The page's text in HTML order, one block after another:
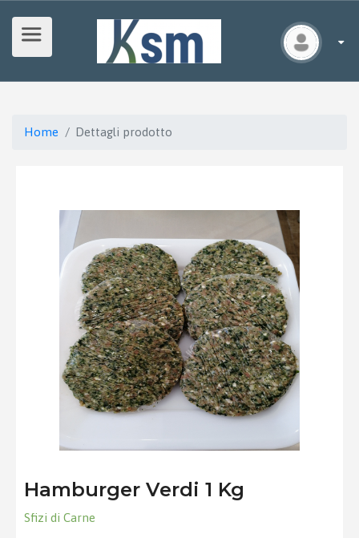
Home Dettagli prodotto
Hamburger Verdi 1 Kg
Sfizi di Carne